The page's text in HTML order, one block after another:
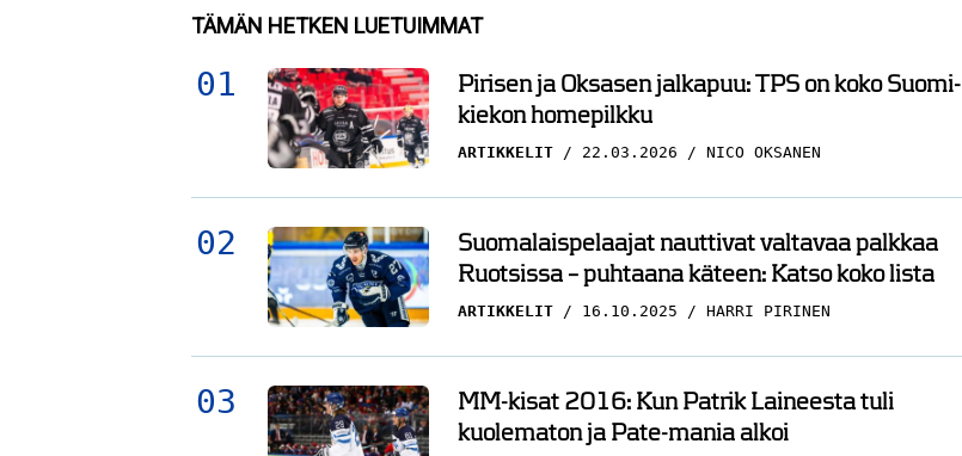
TÄMÄN HETKEN LUETUIMMAT
Pirisen ja Oksasen jalkapuu: TPS on koko Suomi-
kiekon homepilkku
ARTIKKELIT 22.03.2026 NICO OKSANEN
Suomalaispelaajat nauttivat valtavaa palkkaa
Ruotsissa – puhtaana käteen: Katso koko lista
ARTIKKELIT 16.10.2025 HARRI PIRINEN
MM-kisat 2016: Kun Patrik Laineesta tuli
kuolematon ja Pate-mania alkoi